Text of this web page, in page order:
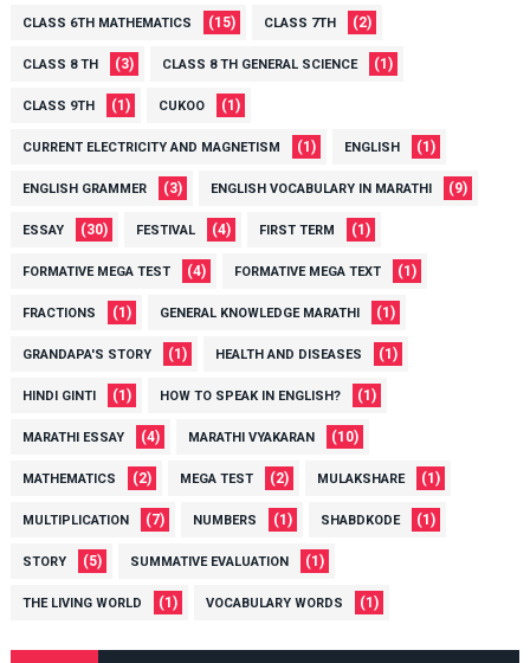
CLASS 6TH MATHEMATICS (15) CLASS 7TH (2)
CLASS 8 TH (3) CLASS 8 TH GENERAL SCIENCE (1)
CLASS 9TH (1) CUKOO (1)
CURRENT ELECTRICITY AND MAGNETISM (1) ENGLISH (1)
ENGLISH GRAMMER (3) ENGLISH VOCABULARY IN MARATHI (9)
ESSAY (30) FESTIVAL (4) FIRST TERM (1)
FORMATIVE MEGA TEST (4) FORMATIVE MEGA TEXT (1)
FRACTIONS (1) GENERAL KNOWLEDGE MARATHI (1)
GRANDAPA'S STORY (1) HEALTH AND DISEASES (1)
HINDI GINTI (1) HOW TO SPEAK IN ENGLISH? (1)
MARATHI ESSAY (4) MARATHI VYAKARAN (10)
MATHEMATICS (2) MEGA TEST (2) MULAKSHARE (1)
MULTIPLICATION (7) NUMBERS (1) SHABDKODE (1)
STORY (5) SUMMATIVE EVALUATION (1)
THE LIVING WORLD (1) VOCABULARY WORDS (1)